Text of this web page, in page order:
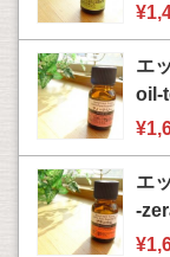
エ
oil-
エ
-